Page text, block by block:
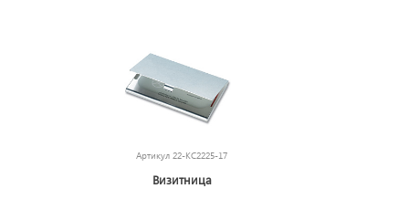
Артикул 22-KC2225-17
Визитница